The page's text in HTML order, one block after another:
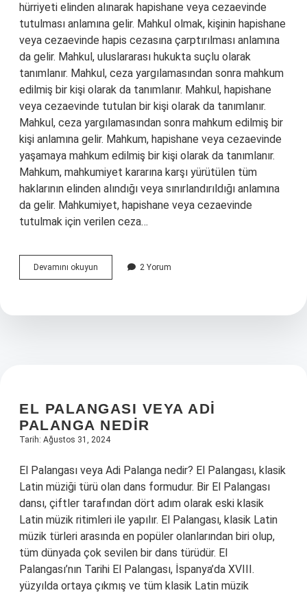
hürriyeti elinden alınarak hapishane veya cezaevinde
tutulması anlamına gelir. Mahkul olmak, kişinin hapishane
veya cezaevinde hapis cezasına çarptırılması anlamına
da gelir. Mahkul, uluslararası hukukta suçlu olarak
tanımlanır. Mahkul, ceza yargılamasından sonra mahkum
edilmiş bir kişi olarak da tanımlanır. Mahkul, hapishane
veya cezaevinde tutulan bir kişi olarak da tanımlanır.
Mahkul, ceza yargılamasından sonra mahkum edilmiş bir
kişi anlamına gelir. Mahkum, hapishane veya cezaevinde
yaşamaya mahkum edilmiş bir kişi olarak da tanımlanır.
Mahkum, mahkumiyet kararına karşı yürütülen tüm
haklarının elinden alındığı veya sınırlandırıldığı anlamına
da gelir. Mahkumiyet, hapishane veya cezaevinde
tutulmak için verilen ceza…
Devamını okuyun
ne
2 Yorum
EL PALANGASI VEYA ADI
PALANGA NEDIR
Tarih: Ağustos 31, 2024
El Palangası veya Adi Palanga nedir? El Palangası, klasik
Latin müziği türü olan dans formudur. Bir El Palangası
dansı, çiftler tarafından dört adım olarak eski klasik
Latin müzik ritimleri ile yapılır. El Palangası, klasik Latin
müzik türleri arasında en popüler olanlarından biri olup,
tüm dünyada çok sevilen bir dans türüdür. El
Palangası’nın Tarihi El Palangası, İspanya’da XVIII.
yüzyılda ortaya çıkmış ve tüm klasik Latin müzik